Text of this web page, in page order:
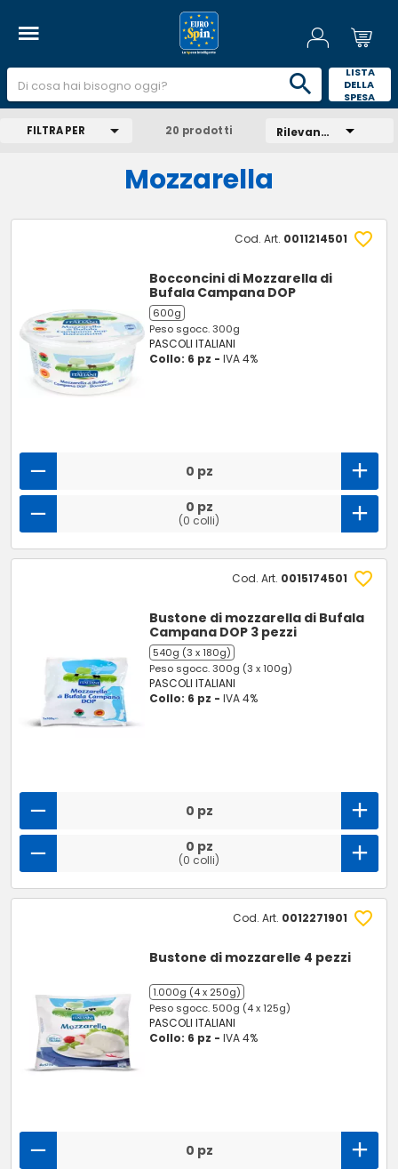
LISTA
DELLA
SPESA
FILTRA PER 20 prodotti Rilevanza
Mozzarella
Cod. Art. 0011214501
Bocconcini di Mozzarella di
Bufala Campana DOP
600g
Peso sgocc. 300g
PASCOLI ITALIANI
Collo: 6 pz -IVA 4%
0 pz
0 pz
(0 colli)
Cod. Art. 0015174501
Bustone di mozzarella di Bufala
Campana DOP 3 pezzi
540g (3 x 180g)
Peso sgocc. 300g (3 x 100g)
PASCOLI ITALIANI
Collo: 6 pz -IVA 4%
0 pz
0 pz
(0 colli)
Cod. Art. 0012271901
Bustone di mozzarelle 4 pezzi
1.000g (4 x 250g)
Peso sgocc. 500g (4 x 125g)
PASCOLI ITALIANI
Collo: 6 pz -IVA 4%
0 pz